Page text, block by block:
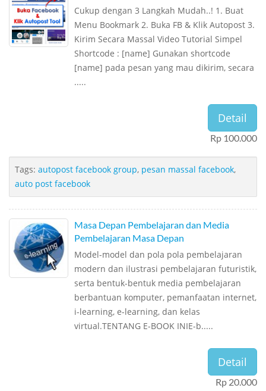
Cukup dengan 3 Langkah Mudah..! 1. Buat
Menu Bookmark 2. Buka FB & Klik Autopost 3.
Kirim Secara Massal Video Tutorial Simpel
Shortcode : [name] Gunakan shortcode
[name] pada pesan yang mau dikirim, secara
.....
Detail
Rp 100.000
Tags: autopost facebook group, pesan massal facebook,
auto post facebook
Masa Depan Pembelajaran dan Media
Pembelajaran Masa Depan
Model-model dan pola pola pembelajaran
modern dan ilustrasi pembelajaran futuristik,
serta bentuk-bentuk media pembelajaran
berbantuan komputer, pemanfaatan internet,
i-learning, e-learning, dan kelas
virtual.TENTANG E-BOOK INIE-b.....
Detail
Rp 20.000